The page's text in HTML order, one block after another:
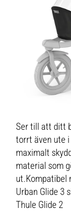
Ser till att ditt
torrt även ute
maximalt
material som
ut.Kompatibel
Urban Glide 3
Thule Glide 2